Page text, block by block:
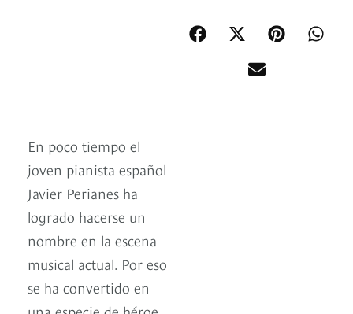
En poco tiempo el
joven pianista español
Javier Perianes ha
logrado hacerse un
nombre en la escena
musical actual. Por eso
se ha convertido en